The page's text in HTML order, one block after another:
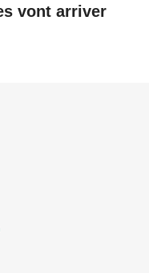
vont arriver